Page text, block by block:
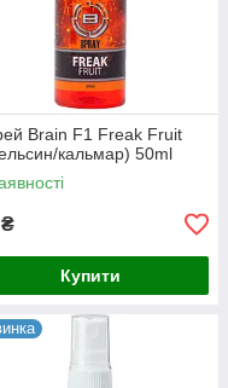
Brain F1 Freak Fruit
кальмар) 50ml
₴
Купити